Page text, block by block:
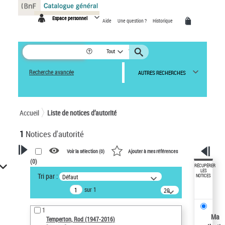
Espace personnel Aide Une question ? Historique
Tout
Recherche avancée AUTRES RECHERCHES
Accueil Liste de notices d’autorité
1 Notices d'autorité
VOTRE RECHERCHE
Recherche avancée dans les
notices d’autorité
Œuvres liées à l'auteur :
Temperton, Rod (1947-2016)
Voir la sélection (0) Ajouter à mes références
(0)
Tri par : Défaut
sur 1
20
résultats/page
1
Temperton, Rod (1947-2016)
RÉCUPÉRER
LES
NOTICES
Ma
Panneau de gestion des cookies